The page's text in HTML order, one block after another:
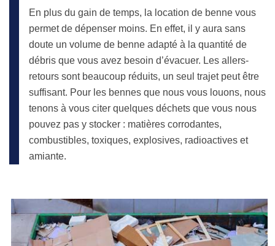
En plus du gain de temps, la location de benne vous
permet de dépenser moins. En effet, il y aura sans
doute un volume de benne adapté à la quantité de
débris que vous avez besoin d’évacuer. Les allers-
retours sont beaucoup réduits, un seul trajet peut être
suffisant. Pour les bennes que nous vous louons, nous
tenons à vous citer quelques déchets que vous nous
pouvez pas y stocker : matières corrodantes,
combustibles, toxiques, explosives, radioactives et
amiante.